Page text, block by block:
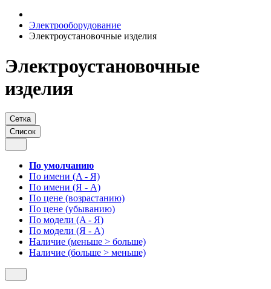
Электрооборудование
Электроустановочные изделия
Электроустановочные
изделия
Сетка
Список
По умолчанию
По имени (A - Я)
По имени (Я - A)
По цене (возрастанию)
По цене (убыванию)
По модели (A - Я)
По модели (Я - A)
Наличие (меньше > больше)
Наличие (больше > меньше)